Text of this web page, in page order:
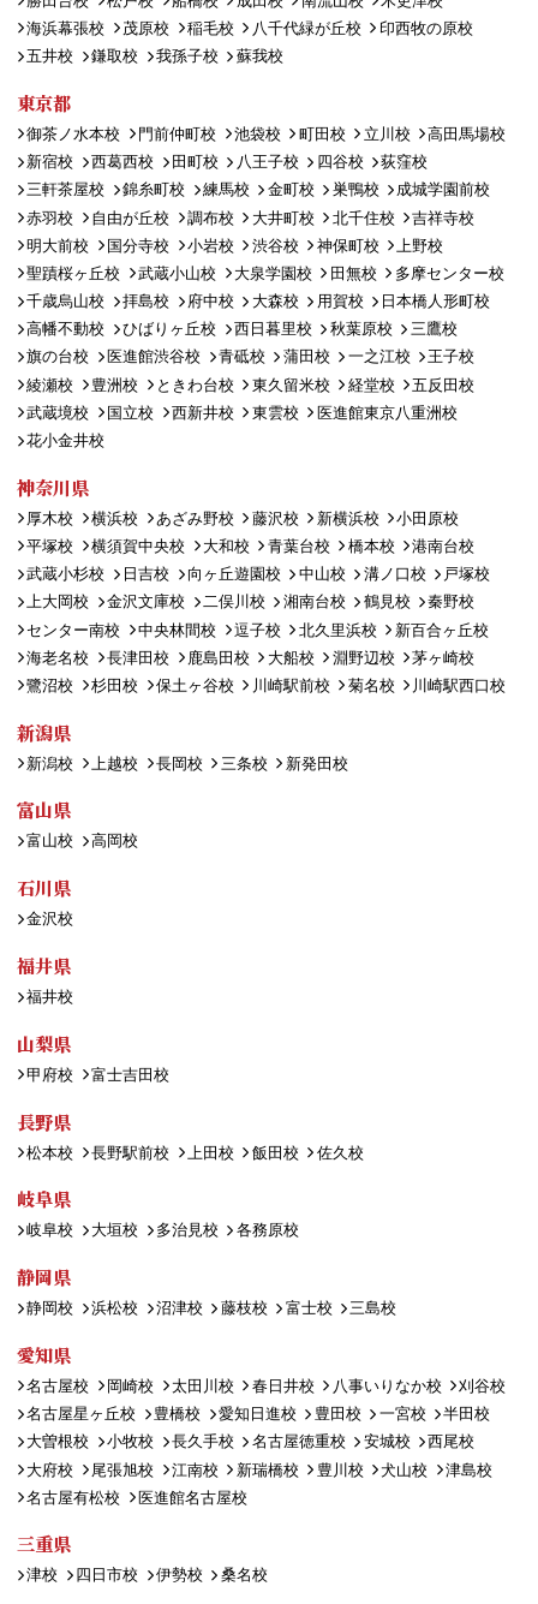
海浜幕張校
茂原校 稲毛校 八千代緑が丘校
印西牧の原校
五井校
鎌取校 我孫子校 蘇我校
東京都
御茶ノ水本校 門前仲町校 池袋校 町田校 立川校
高田馬場校
新宿校
西葛西校 田町校 八王子校 四谷校
荻窪校
三軒茶屋校
錦糸町校 練馬校 金町校 巣鴨校
成城学園前校
赤羽校
自由が丘校 調布校 大井町校 北千住校
吉祥寺校
明大前校
国分寺校 小岩校 渋谷校 神保町校
上野校
聖蹟桜ヶ丘校
武蔵小山校 大泉学園校 田無校
多摩センター校
千歳烏山校
拝島校 府中校 大森校 用賀校
日本橋人形町校
高幡不動校
ひばりヶ丘校 西日暮里校 秋葉原校
三鷹校
旗の台校
医進館渋谷校 青砥校 蒲田校 一之江校
王子校
綾瀬校
豊洲校 ときわ台校 東久留米校 経堂校
五反田校
武蔵境校
国立校 西新井校 東雲校
医進館東京八重洲校
花小金井校
神奈川県
厚木校 横浜校 あざみ野校 藤沢校 新横浜校
小田原校
平塚校
横須賀中央校 大和校 青葉台校 橋本校
港南台校
武蔵小杉校
日吉校 向ヶ丘遊園校 中山校 溝ノ口校
戸塚校
上大岡校
金沢文庫校 二俣川校 湘南台校 鶴見校
秦野校
センター南校
中央林間校 逗子校 北久里浜校
新百合ヶ丘校
海老名校
長津田校 鹿島田校 大船校 淵野辺校
茅ヶ崎校
鷺沼校
杉田校 保土ヶ谷校 川崎駅前校 菊名校 川崎駅西口校
新潟県
新潟校 上越校 長岡校 三条校 新発田校
富山県
富山校 高岡校
石川県
金沢校
福井県
福井校
山梨県
甲府校 富士吉田校
長野県
松本校 長野駅前校 上田校 飯田校 佐久校
岐阜県
岐阜校 大垣校 多治見校 各務原校
静岡県
静岡校 浜松校 沼津校 藤枝校 富士校 三島校
愛知県
名古屋校 岡崎校 太田川校 春日井校 八事いりなか校
刈谷校
名古屋星ヶ丘校
豊橋校 愛知日進校 豊田校 一宮校
半田校
大曽根校
小牧校 長久手校 名古屋徳重校 安城校
西尾校
大府校
尾張旭校 江南校 新瑞橋校 豊川校 犬山校
津島校
名古屋有松校
医進館名古屋校
三重県
津校 四日市校 伊勢校 桑名校